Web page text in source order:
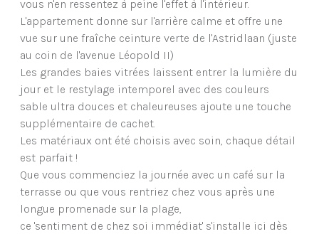
vous n'en ressentez à peine l'effet à l'intérieur.
L'appartement donne sur l'arrière calme et offre une
vue sur une fraîche ceinture verte de l'Astridlaan (juste
au coin de l'avenue Léopold II)
Les grandes baies vitrées laissent entrer la lumière du
jour et le restylage intemporel avec des couleurs
sable ultra douces et chaleureuses ajoute une touche
supplémentaire de cachet.
Les matériaux ont été choisis avec soin, chaque détail
est parfait !
Que vous commenciez la journée avec un café sur la
terrasse ou que vous rentriez chez vous après une
longue promenade sur la plage,
ce 'sentiment de chez soi immédiat' s'installe ici dès